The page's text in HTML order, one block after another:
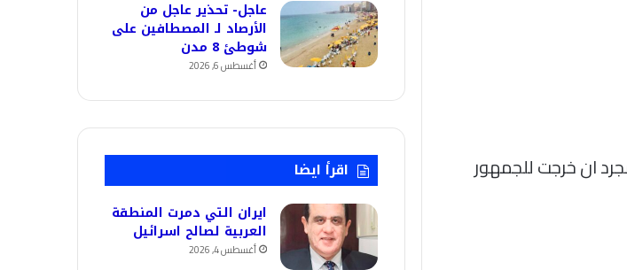
ان خرجت للجمهور
عاجل- تحذير عاجل من
الأرصاد لـ المصطافين على
شوطئ 8 مدن
أغسطس 6, 2026
اقرأ ايضا
ايران التي دمرت المنطقة
العربية لصالح اسرائيل
أغسطس 4, 2026